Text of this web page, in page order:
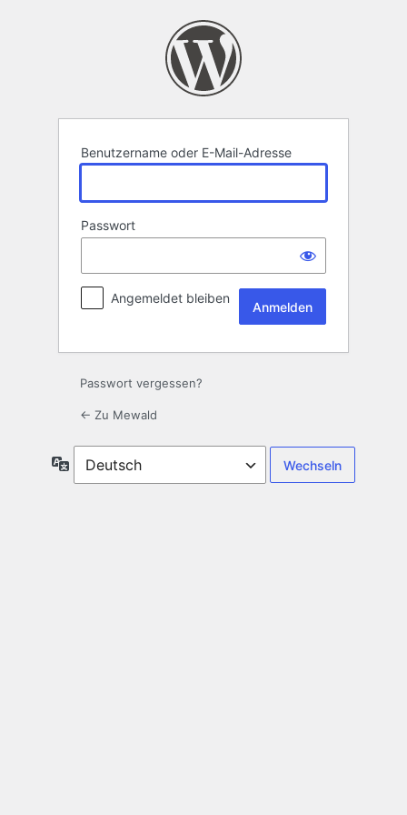
Benutzername oder E-Mail-Adresse
Passwort
Angemeldet bleiben
Passwort vergessen?
← Zu Mewald
Sprache